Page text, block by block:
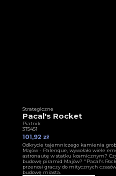
Strategiczne
Pacal's Rocket
Piatnik
3T5451
101,92 zł
Odkrycie tajemniczego kamienia
Majów - Palenque, wywołało wiele
astronautę w statku kosmicznym?
budowę piramid Majów? "Pacal's
przenosi graczy do mitycznych
budowę miasta.